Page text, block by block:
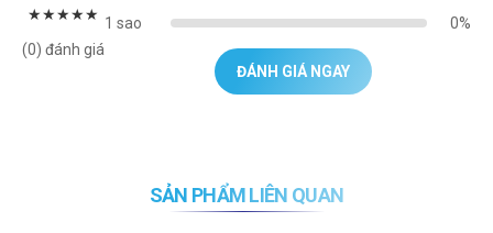
★★★★★
(0) đánh giá
1 sao 0%
ĐÁNH GIÁ NGAY
SẢN PHẨM LIÊN QUAN